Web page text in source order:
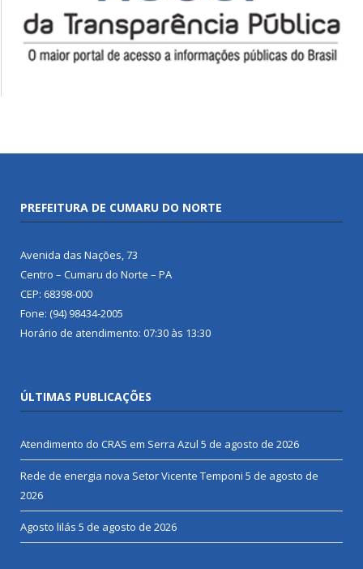
PREFEITURA DE CUMARU DO NORTE
Avenida das Nações, 73
Centro – Cumaru do Norte – PA
CEP: 68398-000
Fone: (94) 98434-2005
Horário de atendimento: 07:30 às 13:30
ÚLTIMAS PUBLICAÇÕES
Atendimento do CRAS em Serra Azul 5 de agosto de 2026
Rede de energia nova Setor Vicente Temponi 5 de agosto de
2026
Agosto lilás 5 de agosto de 2026